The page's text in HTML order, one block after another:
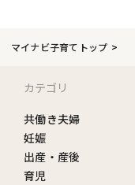
マイナビ子育てトップ
カテゴリ
共働き夫婦
妊娠
出産・産後
育児